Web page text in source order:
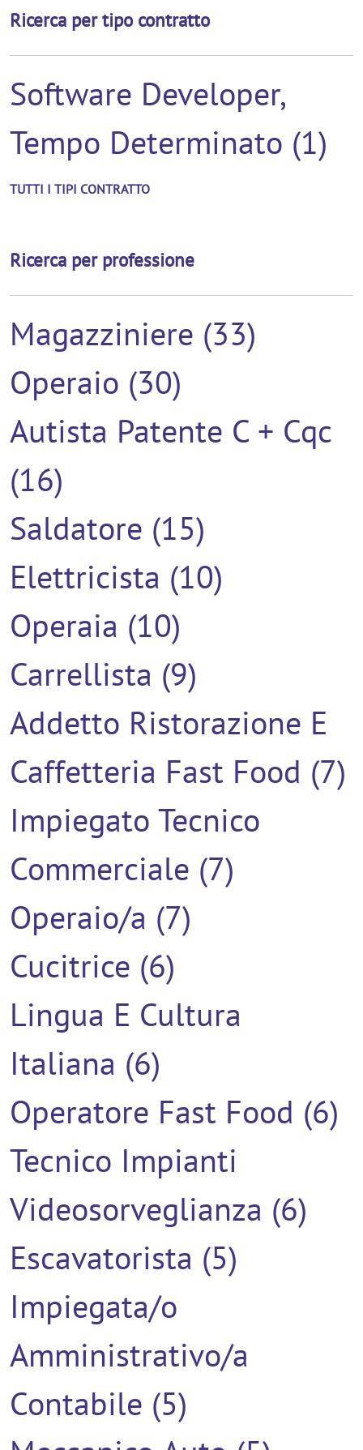
Ricerca per tipo contratto
Software Developer,
Tempo Determinato (1)
TUTTI I TIPI CONTRATTO
Ricerca per professione
Magazziniere (33)
Operaio (30)
Autista Patente C + Cqc
(16)
Saldatore (15)
Elettricista (10)
Operaia (10)
Carrellista (9)
Addetto Ristorazione E
Caffetteria Fast Food (7)
Impiegato Tecnico
Commerciale (7)
Operaio/a (7)
Cucitrice (6)
Lingua E Cultura
Italiana (6)
Operatore Fast Food (6)
Tecnico Impianti
Videosorveglianza (6)
Escavatorista (5)
Impiegata/o
Amministrativo/a
Contabile (5)